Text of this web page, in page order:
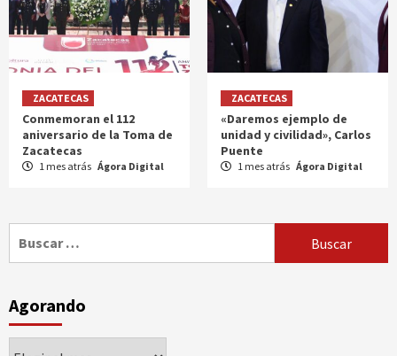
ZACATECAS
Conmemoran el 112
aniversario de la Toma de
Zacatecas
1 mes atrás Ágora Digital
ZACATECAS
«Daremos ejemplo de
unidad y civilidad», Carlos
Puente
1 mes atrás Ágora Digital
Agorando